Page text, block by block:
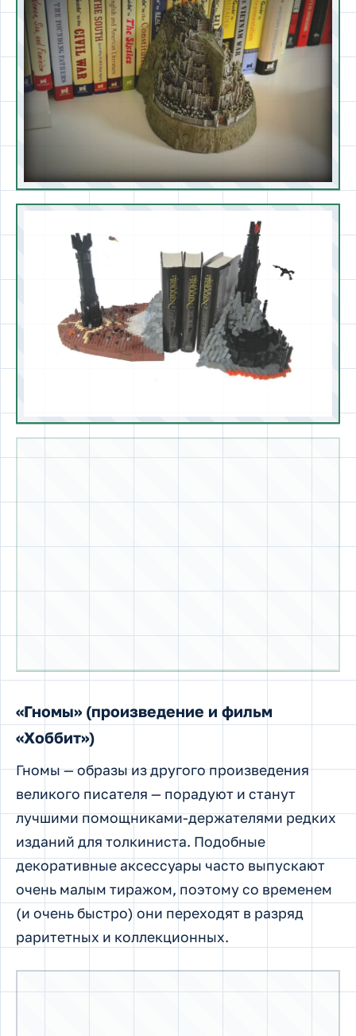
«Гномы» (произведение и фильм
Гномы — образы из другого произведения
великого писателя — порадуют и станут
лучшими помощниками-держателями редких
изданий для толкиниста. Подобные
декоративные аксессуары часто выпускают
очень малым тиражом, поэтому со временем
(и очень быстро) они переходят в разряд
раритетных и коллекционных.
незаменимым подарком для фанатов данного автора
Держатель для книг «Хогвартс-
экспресс» (по мотивам фильмов и книг о
Гарри Поттере)
Этот набор подпорок для книг расписан
тонко и внимательно. Идея очень
оригинальна: поезд как будто проезжает
через сквозной туннель, пролегающий сквозь
книги об известном мальчике-маге.